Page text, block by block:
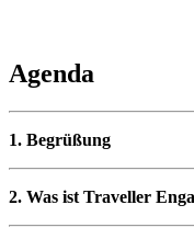
Agenda
1. Begrüßung
2. Was ist Traveller